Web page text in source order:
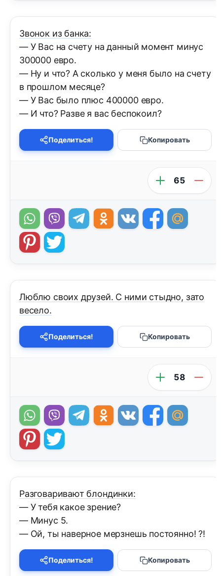
Звонок из банка:
— У Вас на счету на данный момент минус
300000 евро.
— Ну и что? А сколько у меня было на счету
в прошлом месяце?
— У Вас было плюс 400000 евро.
— И что? Разве я вас беспокоил?
Поделиться! Копировать
65
Люблю своих друзей. С ними стыдно, зато
весело.
Поделиться! Копировать
58
Разговаривают блондинки:
— У тебя какое зрение?
— Минус 5.
— Ой, ты наверное мерзнешь постоянно! ?!
Поделиться! Копировать